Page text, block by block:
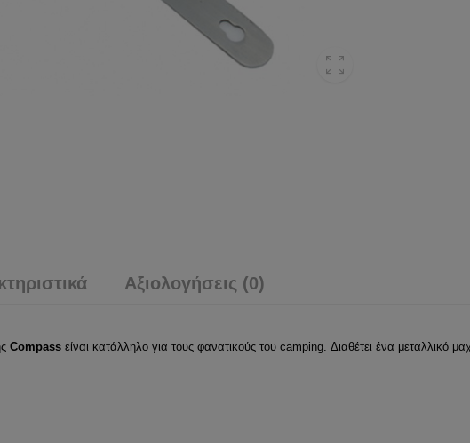
Αξιολογήσεις (0)
Compass είναι κατάλληλο για τους φανατικούς του camping. Διαθέτει ένα μεταλλικό